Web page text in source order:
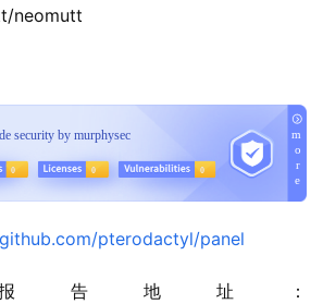
neomutt
pterodactyl/panel
告地址：